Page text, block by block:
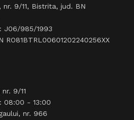
nr. 9/11, Bistrita, jud. BN
J06/985/1993
RO81BTRL00601202240256XX
9/11
08:00 - 13:00
nr. 966